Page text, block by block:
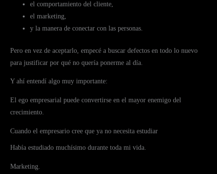
el comportamiento del cliente,
el marketing,
y la manera de conectar con las personas.
Pero en vez de aceptarlo, empecé a buscar defectos en todo lo nuevo
para justificar por qué no quería ponerme al día.
Y ahí entendí algo muy importante:
El ego empresarial puede convertirse en el mayor enemigo del
crecimiento.
Cuando el empresario cree que ya no necesita estudiar
Había estudiado muchísimo durante toda mi vida.
Marketing.